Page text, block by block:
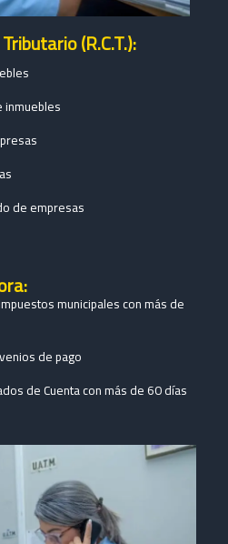
(R.C.T.):
inmuebles
de empresas
municipales con más de
de pago
de Cuenta con más de 60 días